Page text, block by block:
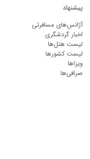
پیشنهاد
آژانس‌های مسافرتی
اخبار گردشگری
لیست هتل‌ها
لیست کشورها
ویزاها
صرافی‌ها